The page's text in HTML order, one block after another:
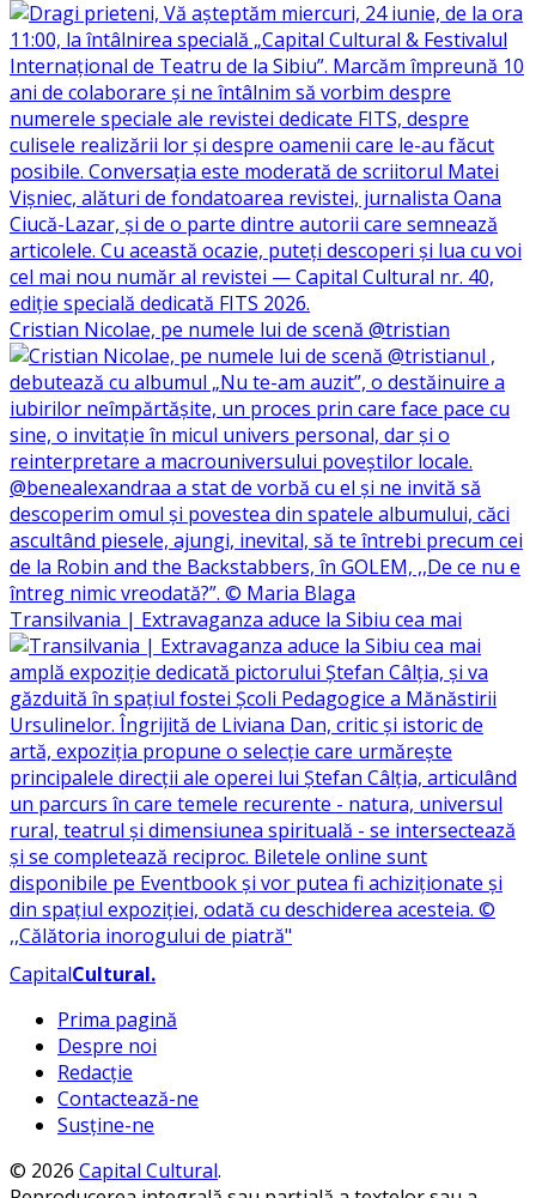
Cristian Nicolae, pe numele lui de scenă @tristian
Transilvania | Extravaganza aduce la Sibiu cea mai
CapitalCultural.
Prima pagină
Despre noi
Redacție
Contactează-ne
Susține-ne
© 2026 Capital Cultural.